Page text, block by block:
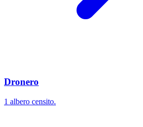
Dronero
1 albero censito.